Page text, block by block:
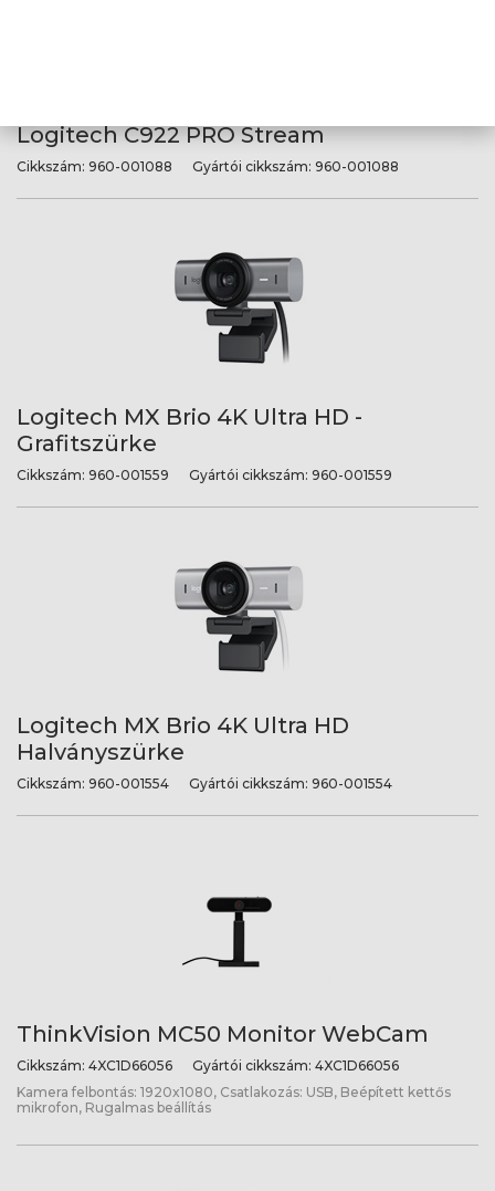
Logitech C922 PRO Stream
Cikkszám: 960-001088 Gyártói cikkszám: 960-001088
Logitech MX Brio 4K Ultra HD -
Grafitszürke
Cikkszám: 960-001559 Gyártói cikkszám: 960-001559
Logitech MX Brio 4K Ultra HD
Halványszürke
Cikkszám: 960-001554 Gyártói cikkszám: 960-001554
ThinkVision MC50 Monitor WebCam
Cikkszám: 4XC1D66056 Gyártói cikkszám: 4XC1D66056
Kamera felbontás: 1920x1080, Csatlakozás: USB, Beépített kettős
mikrofon, Rugalmas beállítás